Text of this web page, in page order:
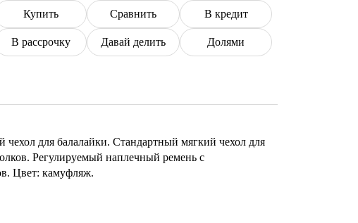
Купить Сравнить В кредит
В рассрочку Давай делить Долями
для балалайки. Стандартный мягкий чехол для
Регулируемый наплечный ремень с
Цвет: камуфляж.